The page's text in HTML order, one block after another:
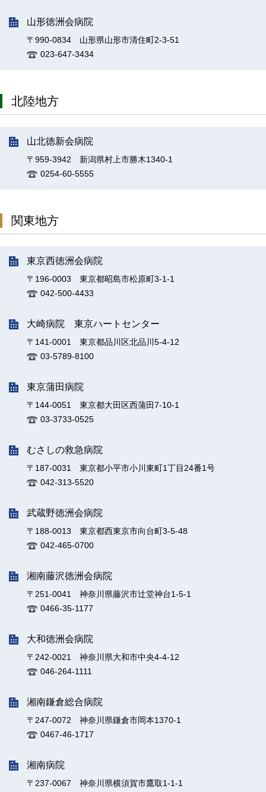
山形徳洲会病院
〒990-0834 山形県山形市清住町2-3-51
023-647-3434
北陸地方
山北徳新会病院
〒959-3942 新潟県村上市勝木1340-1
0254-60-5555
関東地方
東京西徳洲会病院
〒196-0003 東京都昭島市松原町3-1-1
042-500-4433
大崎病院 東京ハートセンター
〒141-0001 東京都品川区北品川5-4-12
03-5789-8100
東京蒲田病院
〒144-0051 東京都大田区西蒲田7-10-1
03-3733-0525
むさしの救急病院
〒187-0031 東京都小平市小川東町1丁目24番1号
042-313-5520
武蔵野徳洲会病院
〒188-0013 東京都西東京市向台町3-5-48
042-465-0700
湘南藤沢徳洲会病院
〒251-0041 神奈川県藤沢市辻堂神台1-5-1
0466-35-1177
大和徳洲会病院
〒242-0021 神奈川県大和市中央4-4-12
046-264-1111
湘南鎌倉総合病院
〒247-0072 神奈川県鎌倉市岡本1370-1
0467-46-1717
湘南病院
〒237-0067 神奈川県横須賀市鷹取1-1-1